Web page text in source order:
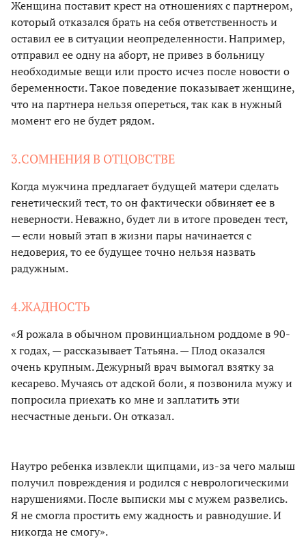
Женщина поставит крест на отношениях с партнером,
который отказался брать на себя ответственность и
оставил ее в ситуации неопределенности. Например,
отправил ее одну на аборт, не привез в больницу
необходимые вещи или просто исчез после новости о
беременности. Такое поведение показывает женщине,
что на партнера нельзя опереться, так как в нужный
момент его не будет рядом.
3.СОМНЕНИЯ В ОТЦОВСТВЕ
Когда мужчина предлагает будущей матери сделать
генетический тест, то он фактически обвиняет ее в
неверности. Неважно, будет ли в итоге проведен тест,
— если новый этап в жизни пары начинается с
недоверия, то ее будущее точно нельзя назвать
радужным.
4.ЖАДНОСТЬ
«Я рожала в обычном провинциальном роддоме в 90-
х годах, — рассказывает Татьяна. — Плод оказался
очень крупным. Дежурный врач вымогал взятку за
кесарево. Мучаясь от адской боли, я позвонила мужу и
попросила приехать ко мне и заплатить эти
несчастные деньги. Он отказал.
Наутро ребенка извлекли щипцами, из-за чего малыш
получил повреждения и родился с неврологическими
нарушениями. После выписки мы с мужем развелись.
Я не смогла простить ему жадность и равнодушие. И
никогда не смогу».